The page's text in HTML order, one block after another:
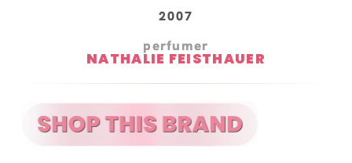
2007
perfumer
NATHALIE FEISTHAUER